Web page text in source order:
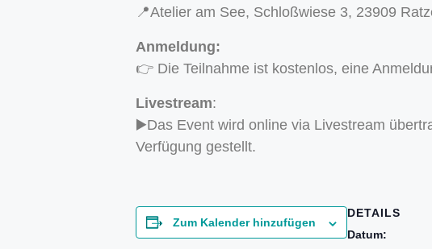
📍Atelier am See, Schloßwiese 3, 23909
Anmeldung:
👉 Die Teilnahme ist kostenlos, eine
Livestream:
▶️Das Event wird online via Livestream
Verfügung gestellt.
Zum Kalender hinzufügen
DETAILS
Datum: